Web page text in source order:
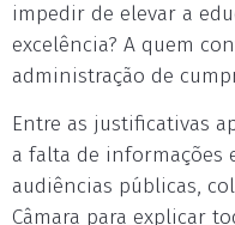
impedir de elevar a
excelência? A quem
administração de
Entre as justificativas
a falta de informações
audiências públicas,
Câmara para explicar